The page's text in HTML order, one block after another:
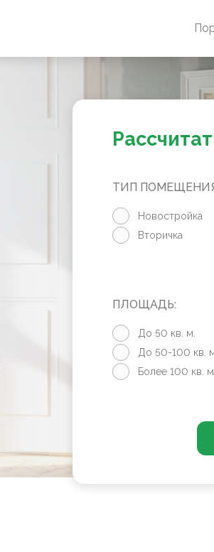
ТИП
Новостройка
Вторичка
ПЛОЩАДЬ:
До 50 кв. м.
До 50-100 кв.
Более 100 кв. м.